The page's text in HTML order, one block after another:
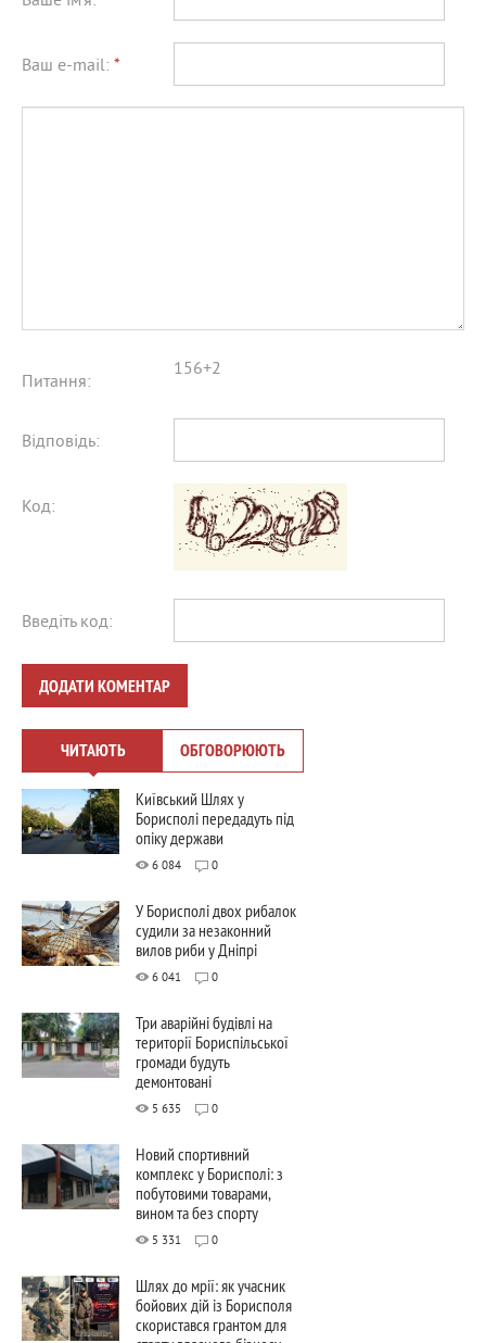
Ваш e-mail: *
Питання:
156+2
Відповідь:
Код:
Введіть код:
ДОДАТИ КОМЕНТАР
ЧИТАЮТЬ ОБГОВОРЮЮТЬ
Київський Шлях у
Борисполі передадуть під
опіку держави
6 084 0
У Борисполі двох рибалок
судили за незаконний
вилов риби у Дніпрі
6 041 0
Три аварійні будівлі на
території Бориспільської
громади будуть
демонтовані
5 635 0
Новий спортивний
комплекс у Борисполі: з
побутовими товарами,
вином та без спорту
5 331 0
Шлях до мрії: як учасник
бойових дій із Борисполя
скористався грантом для